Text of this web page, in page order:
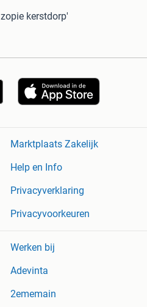
kerstdorp'
Marktplaats Zakelijk
Help en Info
Privacyverklaring
Privacyvoorkeuren
Werken bij
Adevinta
2ememain